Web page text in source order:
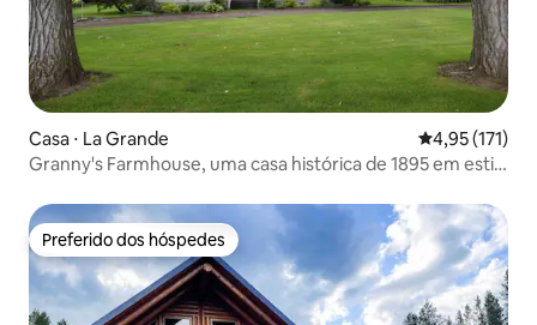
Casa ⋅ La Grande 4,95 de uma
4,95 (171)
Granny's Farmhouse, uma casa histórica de 1895 em estilo
Preferido dos hóspedes
Preferido dos hóspedes